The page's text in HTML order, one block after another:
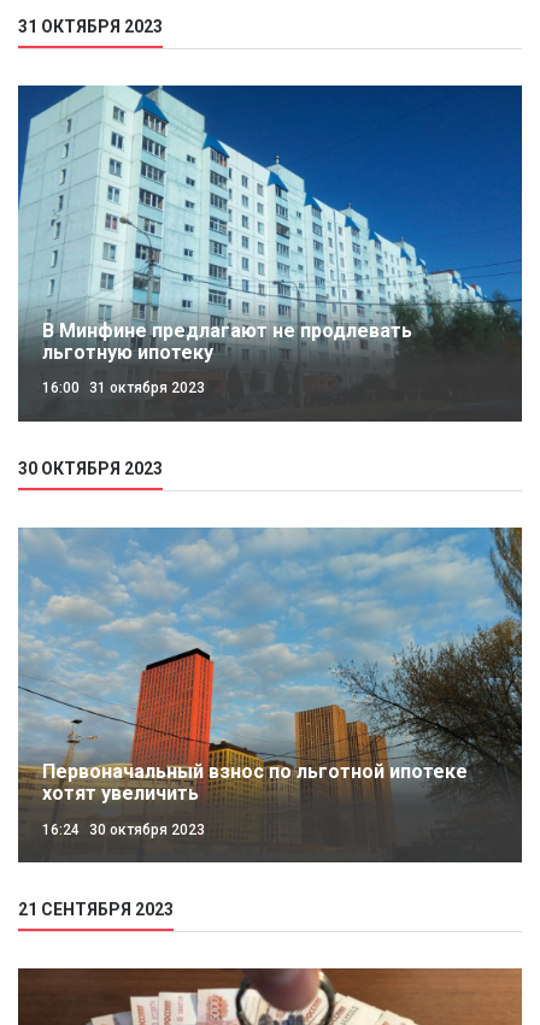
31 ОКТЯБРЯ 2023
В Минфине предлагают не продлевать
льготную ипотеку
16:00 31 октября 2023
30 ОКТЯБРЯ 2023
Первоначальный взнос по льготной ипотеке
хотят увеличить
16:24 30 октября 2023
21 СЕНТЯБРЯ 2023